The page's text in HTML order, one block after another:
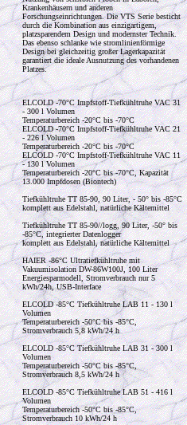
Krankenhäusern und anderen
Forschungseinrichtungen. Die VTS Serie besticht
durch die Kombination aus einzigartigem,
platzsparendem Design und modernster Technik.
Das ebenso schlanke wie stromlinienförmige
Design bei gleichzeitig großer Lagerkapazität
garantiert die ideale Ausnutzung des vorhandenen
Platzes.
ELCOLD -70°C Impfstoff-Tiefkühltruhe VAC 31
- 300 l Volumen
Temperaturbereich -20°C bis -70°C
ELCOLD -70°C Impfstoff-Tiefkühltruhe VAC 21
- 226 l Volumen
Temperaturbereich -20°C bis -70°C
ELCOLD -70°C Impfstoff-Tiefkühltruhe VAC 11
- 130 l Volumen
Temperaturbereich -20°C bis -70°C, Kapazität
13.000 Impfdosen (Biontech)
Tiefkühltruhe TT 85-90, 90 Liter, - 50° bis -85°C
komplett aus Edelstahl, natürliche Kältemittel
Tiefkühltruhe TT 85-90//logg, 90 Liter, -50° bis
-85°C, integrierter Datenlogger
komplett aus Edelstahl, natürliche Kältemittel
HAIER -86°C Ultratiefkühltruhe mit
Vakuumisolation DW-86W100J, 100 Liter
Energiesparmodell, Stromverbrauch nur 5
kWh/24h, USB-Interface
ELCOLD -85°C Tiefkühltruhe LAB 11 - 130 l
Volumen
Temperaturbereich -50°C bis -85°C,
Stromverbrauch 5,8 kWh/24 h
ELCOLD -85°C Tiefkühltruhe LAB 31 - 300 l
Volumen
Temperaturbereich -50°C bis -85°C,
Stromverbrauch 8,5 kWh/24 h
ELCOLD -85°C Tiefkühltruhe LAB 51 - 416 l
Volumen
Temperaturbereich -50°C bis -85°C,
Stromverbrauch 10 kWh/24 h